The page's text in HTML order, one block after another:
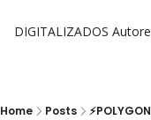
DIGITALIZADOS
Home Posts